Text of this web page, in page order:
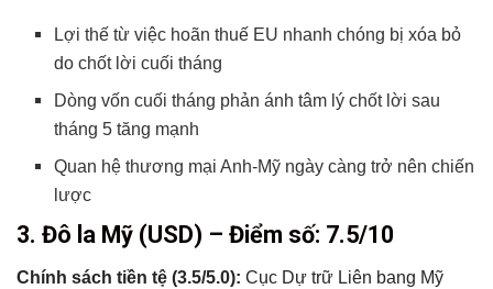
Lợi thế từ việc hoãn thuế EU nhanh chóng bị xóa bỏ
do chốt lời cuối tháng
Dòng vốn cuối tháng phản ánh tâm lý chốt lời sau
tháng 5 tăng mạnh
Quan hệ thương mại Anh-Mỹ ngày càng trở nên chiến
lược
3. Đô la Mỹ (USD) – Điểm số: 7.5/10
Chính sách tiền tệ (3.5/5.0): Cục Dự trữ Liên bang Mỹ